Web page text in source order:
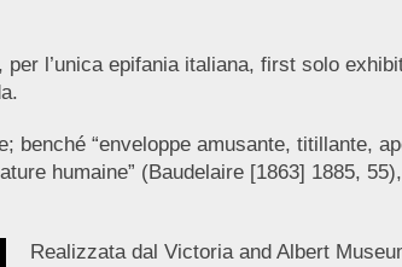
l’unica epifania italiana, first solo
benché “enveloppe amusante, titillante,
humaine” (Baudelaire [1863] 1885,
Realizzata dal Victoria and Albert